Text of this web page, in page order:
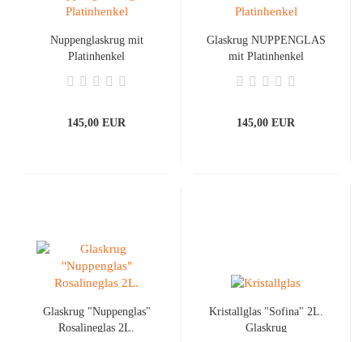
Nuppenglaskrug mit
Platinhenkel
145,00 EUR
Glaskrug NUPPENGLAS
mit Platinhenkel
145,00 EUR
Glaskrug "Nuppenglas"
Rosalineglas 2L.
Kristallglas "Sofina" 2L.
Glaskrug